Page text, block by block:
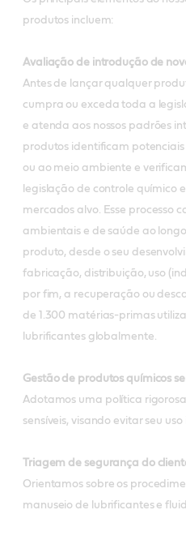
produtos incluem:
Avaliação de introdução de
Antes de lançar qualquer
cumpra ou exceda toda a
e atenda aos nossos padrões
produtos identificam
ou ao meio ambiente e
legislação de controle químico
mercados alvo. Esse processo
ambientais e de saúde ao
produto, desde o seu
fabricação, distribuição, uso
por fim, a recuperação ou
de 1.300 matérias-primas
lubrificantes globalmente.
Gestão de produtos químicos
Adotamos uma política
sensíveis, visando evitar seu uso
Triagem de segurança do
Orientamos sobre os
manuseio de lubrificantes e